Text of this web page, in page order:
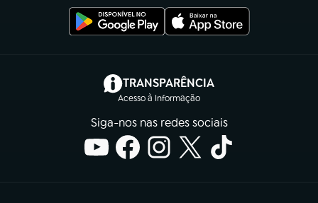
TRANSPARÊNCIA
Acesso à Informação
(abre em nova aba)
Siga-nos nas redes sociais